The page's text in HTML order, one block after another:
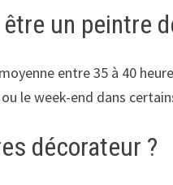
un peintre
entre 35 à 40
le week-end dans
décorateur ?